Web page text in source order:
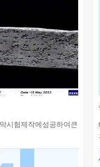
시험제작에성공하여큰